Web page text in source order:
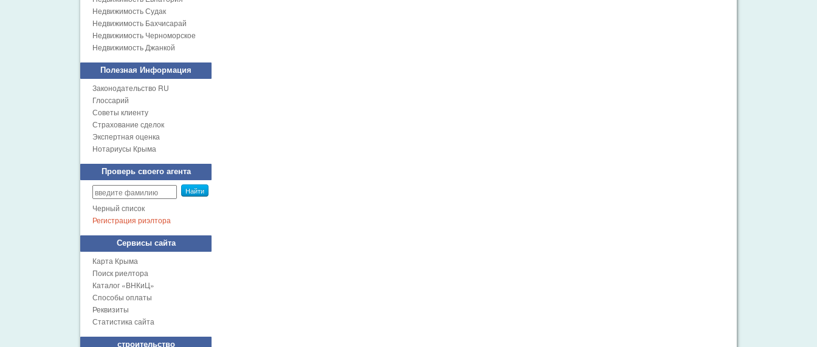
Недвижимость Судак
Недвижимость Бахчисарай
Недвижимость Черноморское
Недвижимость Джанкой
Полезная Информация
Законодательство RU
Глоссарий
Советы клиенту
Страхование сделок
Экспертная оценка
Нотариусы Крыма
Проверь своего агента
Найти
Черный список
Регистрация риэлтора
Сервисы сайта
Карта Крыма
Поиск риелтора
Каталог «ВНКиЦ»
Способы оплаты
Реквизиты
Статистика сайта
строительство